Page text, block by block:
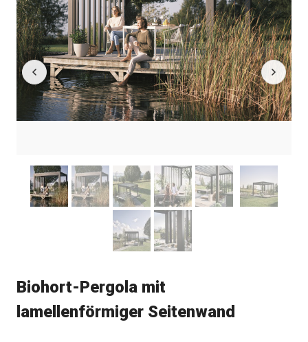
Biohort-Pergola mit
lamellenförmiger Seitenwand